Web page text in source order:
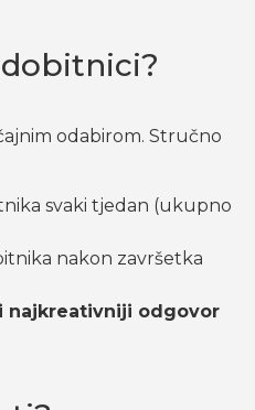
odabirom. Stručno
svaki tjedan (ukupno
nakon završetka
najkreativniji odgovor